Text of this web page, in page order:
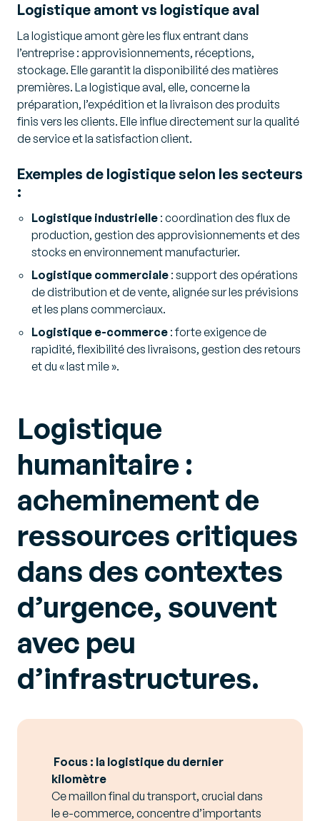
Logistique amont vs logistique aval
La logistique amont gère les flux entrant dans
l’entreprise : approvisionnements, réceptions,
stockage. Elle garantit la disponibilité des matières
premières. La logistique aval, elle, concerne la
préparation, l’expédition et la livraison des produits
finis vers les clients. Elle influe directement sur la qualité
de service et la satisfaction client.
Exemples de logistique selon les secteurs
:
Logistique industrielle : coordination des flux de
production, gestion des approvisionnements et des
stocks en environnement manufacturier.
Logistique commerciale : support des opérations
de distribution et de vente, alignée sur les prévisions
et les plans commerciaux.
Logistique e-commerce : forte exigence de
rapidité, flexibilité des livraisons, gestion des retours
et du « last mile ».
Logistique
humanitaire :
acheminement de
ressources critiques
dans des contextes
d’urgence, souvent
avec peu
d’infrastructures.
Focus : la logistique du dernier
kilomètre
Ce maillon final du transport, crucial dans
le e-commerce, concentre d’importants